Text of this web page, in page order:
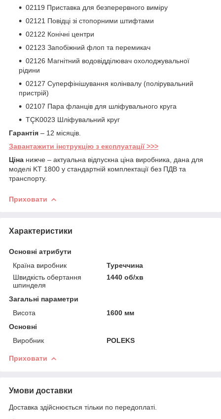
02119 Приставка для безперервного виміру
02121 Повідці зі стопорними штифтами
02122 Конічні центри
02123 Запобіжний флоп та перемикач
02126 Магнітний водовідділювач охолоджувальної
рідини
02127 Суперфінішування колінвалу (полірувальний
пристрій)
02107 Пара фланців для шліфувального круга
TÇK0023 Шліфувальний круг
Гарантія – 12 місяців.
Завантажити інструкцію з експлуатації >>>
Ціна нижче – актуальна відпускна ціна виробника, дана для
моделі KT 1800 у стандартній комплектації без ПДВ та
транспорту.
Приховати
Характеристики
Основні атрибути
Країна виробник
Туреччина
Швидкість обертання
шпинделя
1440 об/хв
Загальні параметри
Висота
1600 мм
Основні
Виробник
POLEKS
Приховати
Умови доставки
Доставка здійснюється тільки по передоплаті.